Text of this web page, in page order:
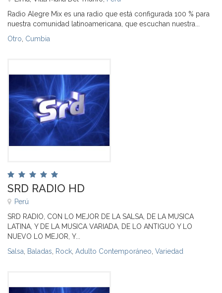
Radio Alegre Mix es una radio que está configurada 100 % para
nuestra comunidad latinoamericana, que escuchan nuestra...
Otro Cumbia
SRD RADIO HD
Perú
SRD RADIO, CON LO MEJOR DE LA SALSA, DE LA MUSICA
LATINA, Y DE LA MUSICA VARIADA, DE LO ANTIGUO Y LO
NUEVO LO MEJOR, Y...
Salsa Baladas Rock Adulto Contemporáneo Variedad